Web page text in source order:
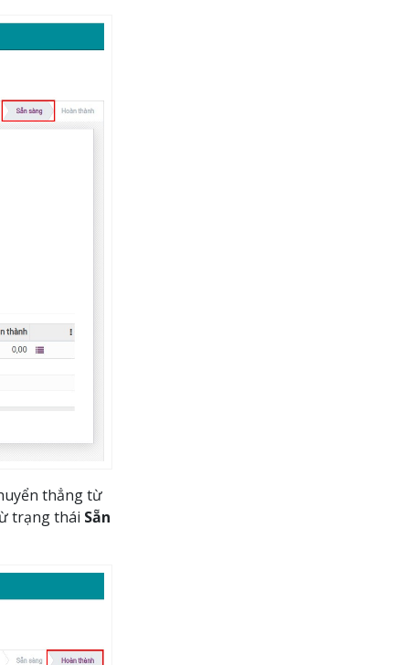
thẳng từ
trạng thái Sẵn